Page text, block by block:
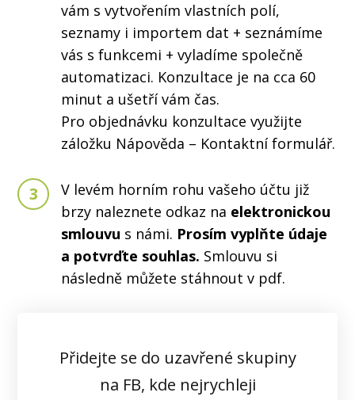
vám s vytvořením vlastních polí,
seznamy i importem dat + seznámíme
vás s funkcemi + vyladíme společně
automatizaci. Konzultace je na cca 60
minut a ušetří vám čas.
Pro objednávku konzultace využijte
záložku Nápověda – Kontaktní formulář.
3
V levém horním rohu vašeho účtu již
brzy naleznete odkaz na elektronickou
smlouvu s námi. Prosím vyplňte údaje
a potvrďte souhlas. Smlouvu si
následně můžete stáhnout v pdf.
Přidejte se do uzavřené skupiny
na FB, kde nejrychleji